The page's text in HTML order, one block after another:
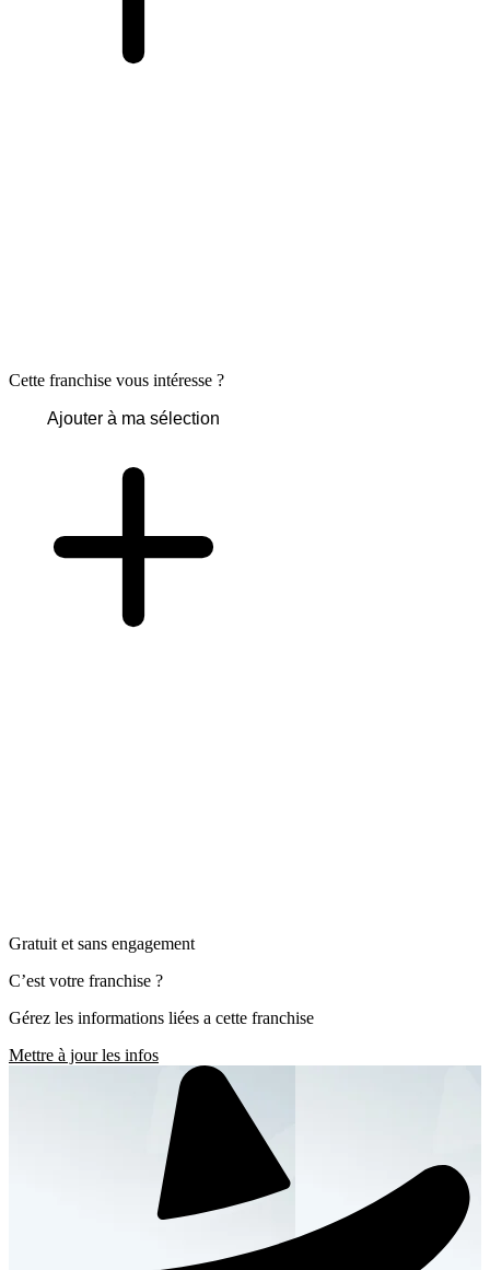
Cette franchise vous intéresse ?
Ajouter à ma sélection
Gratuit et sans engagement
C’est votre franchise ?
Gérez les informations liées a cette franchise
Mettre à jour les infos